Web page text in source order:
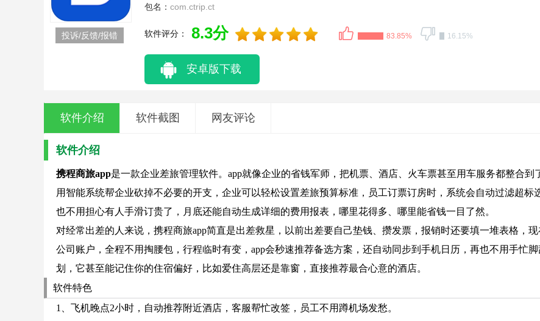
投诉/反馈/报错
包名： com.ctrip.ct
软件评分： 8.3分 83.85% 16.15%
安卓版下载
软件介绍 软件截图 网友评论
软件介绍
携程商旅app是一款企业差旅管理软件。app就像企业的省钱军师，把机票、酒店、火车票甚至用车服务都整合到
用智能系统帮企业砍掉不必要的开支，企业可以轻松设置差旅预算标准，员工订票订房时，系统会自动过滤超标
也不用担心有人手滑订贵了，月底还能自动生成详细的费用报表，哪里花得多、哪里能省钱一目了然。
对经常出差的人来说，携程商旅app简直是出差救星，以前出差要自己垫钱、攒发票，报销时还要填一堆表格，现
公司账户，全程不用掏腰包，行程临时有变，app会秒速推荐备选方案，还自动同步到手机日历，再也不用手忙
划，它甚至能记住你的住宿偏好，比如爱住高层还是靠窗，直接推荐最合心意的酒店。
软件特色
1、飞机晚点2小时，自动推荐附近酒店，客服帮忙改签，员工不用蹲机场发愁。